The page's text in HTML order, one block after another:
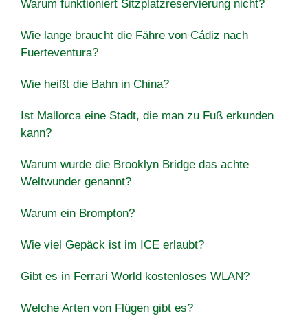
Warum funktioniert Sitzplatzreservierung nicht?
Wie lange braucht die Fähre von Cádiz nach
Fuerteventura?
Wie heißt die Bahn in China?
Ist Mallorca eine Stadt, die man zu Fuß erkunden
kann?
Warum wurde die Brooklyn Bridge das achte
Weltwunder genannt?
Warum ein Brompton?
Wie viel Gepäck ist im ICE erlaubt?
Gibt es in Ferrari World kostenloses WLAN?
Welche Arten von Flügen gibt es?